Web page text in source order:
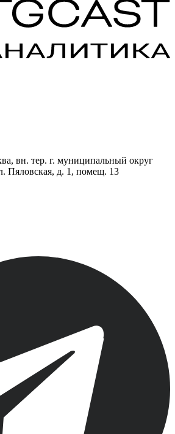
вн. тер. г. муниципальный округ
Пяловская, д. 1, помещ. 13